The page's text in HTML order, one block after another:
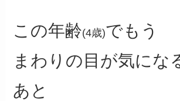
この年齢(4歳)でもう
まわりの目が気にな
あと